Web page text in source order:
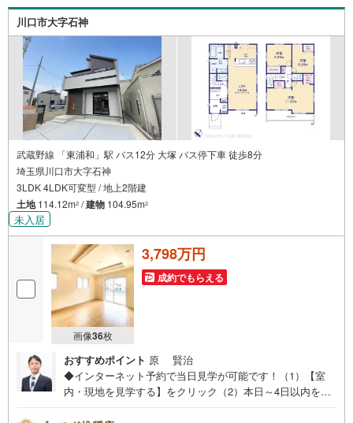
川口市大字石神
武蔵野線 「東浦和」駅 バス12分 大塚 バス停下車 徒歩8分
埼玉県川口市大字石神
3LDK 4LDK可変型 / 地上2階建
土地114.12m2 /建物 104.95m2
未入居
画像36枚
3,798万円
成約でもらえる
おすすめポイント 原 賢治
◆インターネット予約で当日見学が可能です！（1）【室
内・現地を見学する】をクリック（2）本日～4日以内をご